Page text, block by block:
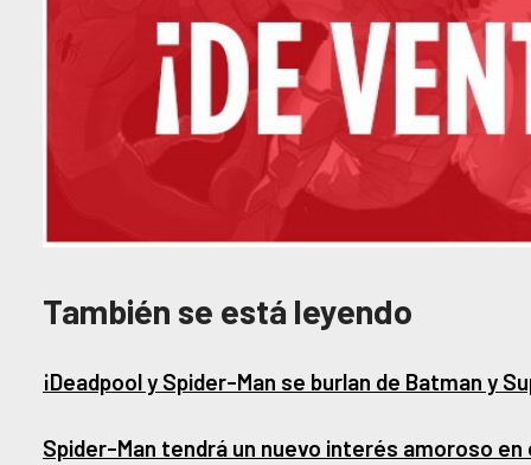
También se está leyendo
¡Deadpool y Spider-Man se burlan de Batman y
Spider-Man tendrá un nuevo interés amoroso en